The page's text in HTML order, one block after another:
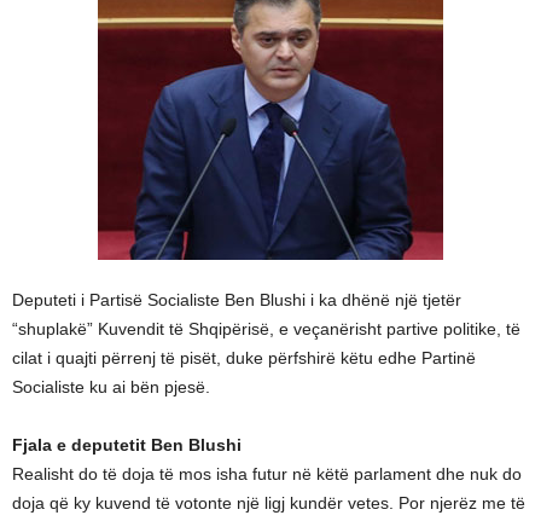
Deputeti i Partisë Socialiste Ben Blushi i ka dhënë një tjetër
“shuplakë” Kuvendit të Shqipërisë, e veçanërisht partive politike, të
cilat i quajti përrenj të pisët, duke përfshirë këtu edhe Partinë
Socialiste ku ai bën pjesë.
Fjala e deputetit Ben Blushi
Realisht do të doja të mos isha futur në këtë parlament dhe nuk do
doja që ky kuvend të votonte një ligj kundër vetes. Por njerëz me të